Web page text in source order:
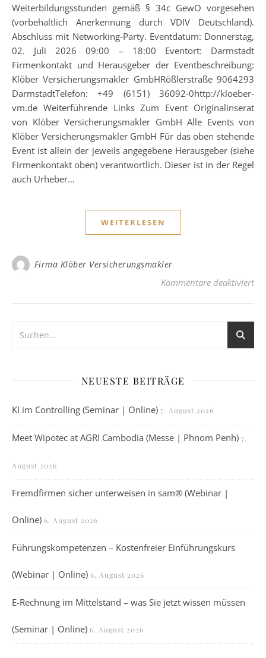
Weiterbildungsstunden gemäß § 34c GewO vorgesehen
(vorbehaltlich Anerkennung durch VDIV Deutschland).
Abschluss mit Networking-Party. Eventdatum: Donnerstag,
02. Juli 2026 09:00 – 18:00 Eventort: Darmstadt
Firmenkontakt und Herausgeber der Eventbeschreibung:
Klöber Versicherungsmakler GmbHRößlerstraße 9064293
DarmstadtTelefon: +49 (6151) 36092-0http://kloeber-
vm.de Weiterführende Links Zum Event Originalinserat
von Klöber Versicherungsmakler GmbH Alle Events von
Klöber Versicherungsmakler GmbH Für das oben stehende
Event ist allein der jeweils angegebene Herausgeber (siehe
Firmenkontakt oben) verantwortlich. Dieser ist in der Regel
auch Urheber…
WEITERLESEN
Firma Klöber Versicherungsmakler
Kommentare deaktiviertfür
NEUESTE BEITRÄGE
KI im Controlling (Seminar | Online) 7. August 2026
Meet Wipotec at AGRI Cambodia (Messe | Phnom Penh) 7.
August 2026
Fremdfirmen sicher unterweisen in sam® (Webinar |
Online) 6. August 2026
Führungskompetenzen – Kostenfreier Einführungskurs
(Webinar | Online) 6. August 2026
E-Rechnung im Mittelstand – was Sie jetzt wissen müssen
(Seminar | Online) 6. August 2026